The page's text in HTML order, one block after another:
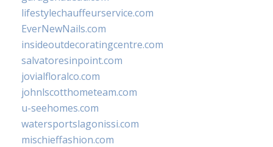
lifestylechauffeurservice.com
EverNewNails.com
insideoutdecoratingcentre.com
salvatoresinpoint.com
jovialfloralco.com
johnlscotthometeam.com
u-seehomes.com
watersportslagonissi.com
mischieffashion.com